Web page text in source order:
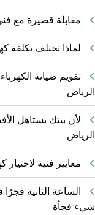
مقابلة قصيرة مع
لماذا تختلف تكلفة
تقويم صيانة
الرياض
لأن بيتك يستاهل
الرياض
معايير فنية
الساعة الثانية
شيء فجأة